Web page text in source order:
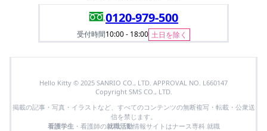
0120-979-500
受付時間10:00 - 18:00 土日を除く
Hello Kitty © 2025 SANRIO CO., LTD. APPROVAL NO. L660147
Copyright SMS CO., LTD.
掲載の記事・写真・イラストなど、すべてのコンテンツの無断複写・転載・公衆送
信を禁じます。
看護学生 ・看護師の就職活動情報サイトはナース専科 就職